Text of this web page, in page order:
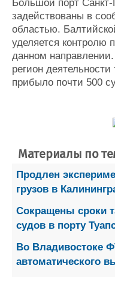
Большой порт Санкт-
задействованы в
областью.
уделяется контролю
данном
регион
прибыло почти 500
Материалы по
Продлен
грузов в
Сокращены сроки
судов в порту
Во Владивостоке
автоматического